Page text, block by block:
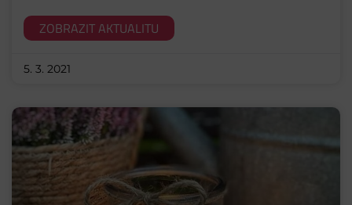
ZOBRAZIT AKTUALITU
5. 3. 2021